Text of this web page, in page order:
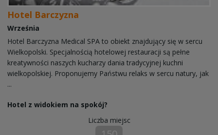
Hotel Barczyzna
Września
Hotel Barczyzna Medical SPA to obiekt znajdujący się w sercu
Wielkopolski. Specjalnością hotelowej restauracji są pełne
kreatywności naszych kucharzy dania tradycyjnej kuchni
wielkopolskiej. Proponujemy Państwu relaks w sercu natury, jak
...
Hotel z widokiem na spokój?
Liczba miejsc